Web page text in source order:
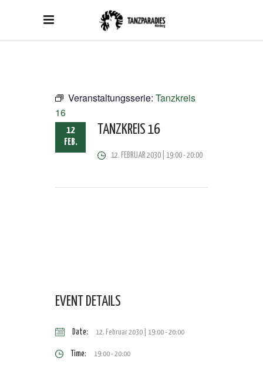
Veranstaltungsserie: Tanzkreis
16
12
FEB.
TANZKREIS 16
12. FEBRUAR 2030 | 19:00-20:00
EVENT DETAILS
Date: 12. Februar 2030 | 19:00-20:00
Time: 19:00 - 20:00